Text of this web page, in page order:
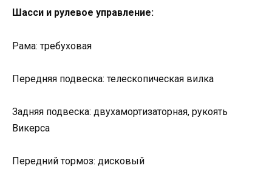
Шасси и рулевое управление:
Рама: требуховая
Передняя подвеска: телескопическая вилка
Задняя подвеска: двухамортизаторная, рукоять
Викерса
Передний тормоз: дисковый